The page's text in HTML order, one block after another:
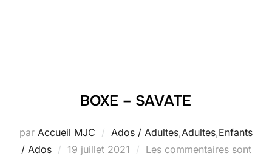
BOXE – SAVATE
par Accueil MJC Ados / Adultes,Adultes,Enfants
/ Ados
Publié
19 juillet 2021
Les commentaires sont